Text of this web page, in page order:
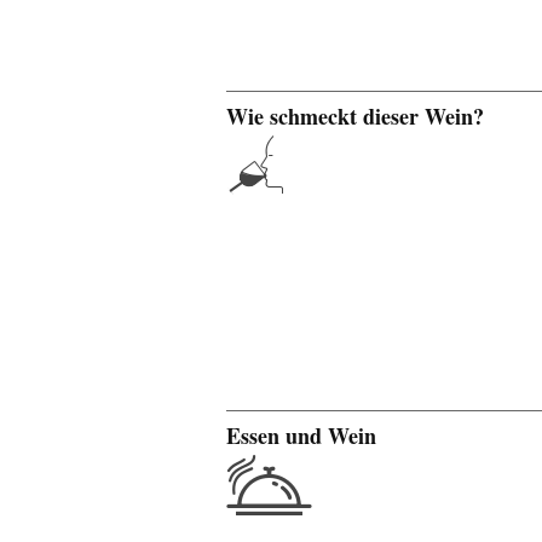
Wie schmeckt dieser Wein?
Essen und Wein